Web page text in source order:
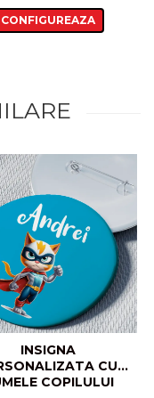
CONFIGUREAZA
INSIGNA
CU
COPILULUI